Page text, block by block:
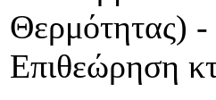
Θερμότητας) -
Επιθεώρηση